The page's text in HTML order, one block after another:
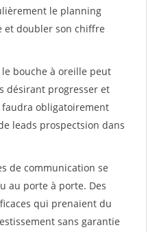
le planning
et doubler son chiffre
bouche à oreille peut
désirant progresser et
obligatoirement
leads prospectsion dans
de communication se
au porte à porte. Des
qui prenaient du
sans garantie